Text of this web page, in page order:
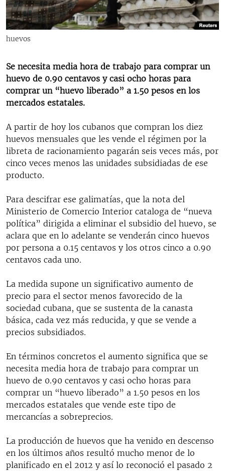
RADIO MARTÍ
ESPECIALES
LA REALIDAD DE LA VIVIENDA EN CUBA
SER VIEJO EN CUBA
KENTU-CUBANO
DESINFORMACIÓN RUSA EN AMÉRICA LATINA
LA INVASIÓN DE RUSIA A UCRANIA
EDITORIALES
SÍGUENOS
huevos
Se necesita media hora de trabajo para comprar un
huevo de 0.90 centavos y casi ocho horas para
comprar un “huevo liberado” a 1.50 pesos en los
mercados estatales.
A partir de hoy los cubanos que compran los diez
huevos mensuales que les vende el régimen por la
libreta de racionamiento pagarán seis veces más, por
cinco veces menos las unidades subsidiadas de ese
producto.
Para descifrar ese galimatías, que la nota del
Ministerio de Comercio Interior cataloga de “nueva
política” dirigida a eliminar el subsidio del huevo, se
aclara que en lo adelante se venderán cinco huevos
por persona a 0.15 centavos y los otros cinco a 0.90
centavos cada uno.
La medida supone un significativo aumento de
precio para el sector menos favorecido de la
sociedad cubana, que se sustenta de la canasta
básica, cada vez más reducida, y que se vende a
precios subsidiados.
En términos concretos el aumento significa que se
necesita media hora de trabajo para comprar un
huevo de 0.90 centavos y casi ocho horas para
comprar un “huevo liberado” a 1.50 pesos en los
mercados estatales que vende este tipo de
mercancías a sobreprecios.
La producción de huevos que ha venido en descenso
en los últimos años resultó mucho menor de lo
planificado en el 2012 y así lo reconoció el pasado 2